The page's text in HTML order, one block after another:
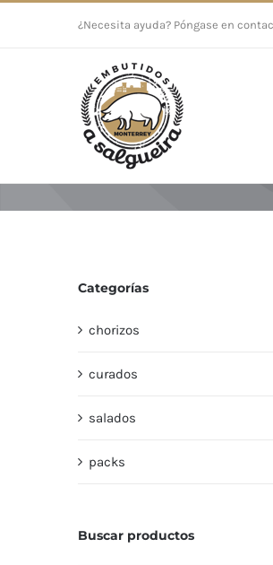
¿Necesita ayuda? Póngase en
Categorías
chorizos
curados
salados
packs
Buscar productos